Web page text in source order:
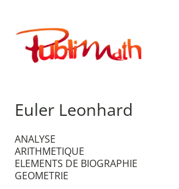
contenu
Publimath
Euler Leonhard
ANALYSE
ARITHMETIQUE
ELEMENTS DE BIOGRAPHIE
GEOMETRIE